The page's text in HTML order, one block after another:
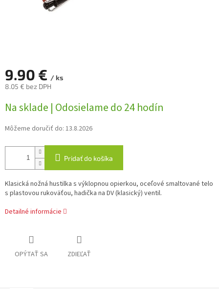
9.90 € / ks
8.05 € bez DPH
cena:
Na sklade | Odosielame do 24 hodín
Môžeme doručiť do: 13.8.2026
Pridať do košíka
Klasická nožná hustilka s výklopnou opierkou, oceľové smaltované telo
s plastovou rukoväťou, hadička na DV (klasický) ventil.
Detailné informácie
OPÝTAŤ SA ZDIEĽAŤ